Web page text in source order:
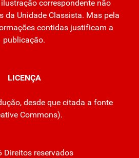
correspondente não
da Unidade Classista. Mas pela
contidas justificam a
publicação.
LICENÇA
desde que citada a fonte
Commons).
Direitos reservados